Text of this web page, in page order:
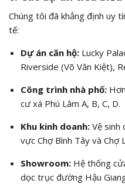
Chúng tôi đã khẳng định uy
tế:
Dự án căn hộ:Lucky
Riverside (Võ Văn Kiệt),
Công trình nhà phố:
cư xá Phú Lâm A, B, C, D.
Khu kinh doanh:Vệ sinh
vực Chợ Bình Tây và Chợ
Showroom:Hệ thống
dọc trục đường Hậu